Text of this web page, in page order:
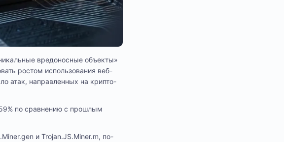
вредоносные объекты»
ростом использования веб-
атак, направленных на крипто-
по сравнению с прошлым
и Trojan.JS.Miner.m, по-